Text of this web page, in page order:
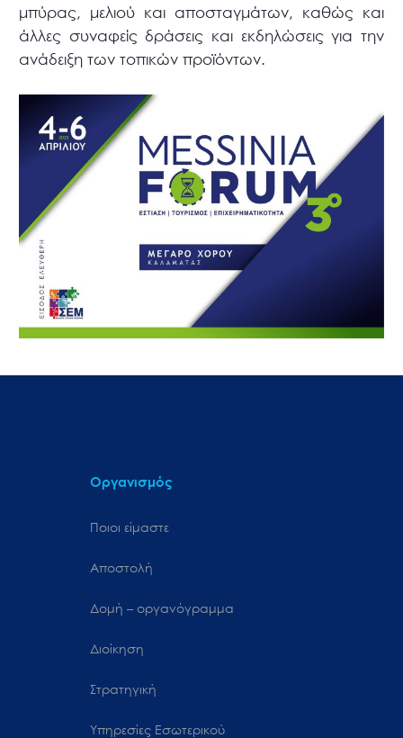
μπύρας, μελιού και αποσταγμάτων, καθώς και
άλλες συναφείς δράσεις και εκδηλώσεις για την
ανάδειξη των τοπικών προϊόντων.
Οργανισμός
Ποιοι είμαστε
Αποστολή
Δομή – οργανόγραμμα
Διοίκηση
Στρατηγική
Υπηρεσίες Εσωτερικού